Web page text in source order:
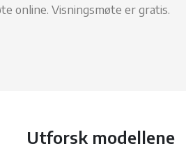
online. Visningsmøte er gratis.
Utforsk modellene